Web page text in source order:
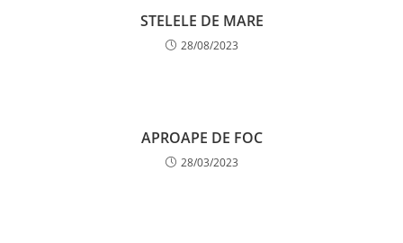
STELELE DE MARE
28/08/2023
APROAPE DE FOC
28/03/2023